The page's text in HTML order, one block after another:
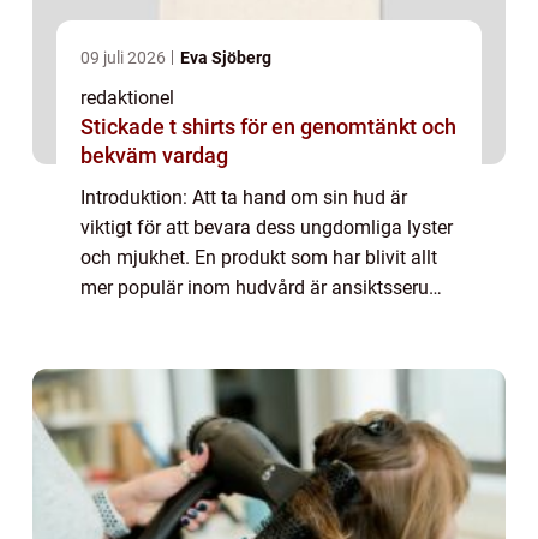
09 juli 2026 Eva Sjöberg
redaktionel
Stickade t shirts för en genomtänkt och
bekväm vardag
Introduktion: Att ta hand om sin hud är
viktigt för att bevara dess ungdomliga lyster
och mjukhet. En produkt som har blivit allt
mer populär inom hudvård är ansiktsserum,